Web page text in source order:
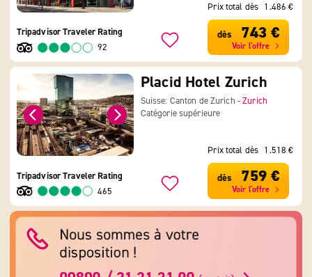
Tripadvisor Traveler Rating
92
Prix total dès 1.486 €
dès 743 €
Voir l'offre
Placid Hotel Zurich
Suisse: Canton de Zurich -Zurich
Catégorie supérieure
Tripadvisor Traveler Rating
465
Prix total dès 1.518 €
dès 759 €
Voir l'offre